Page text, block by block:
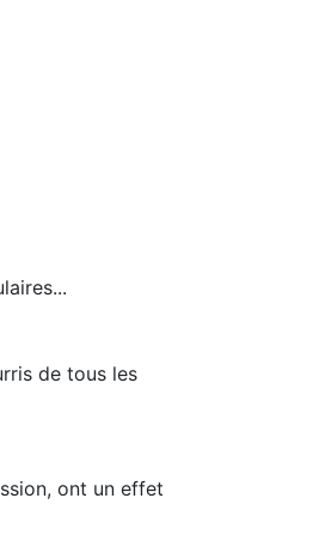
de tous les
ont un effet